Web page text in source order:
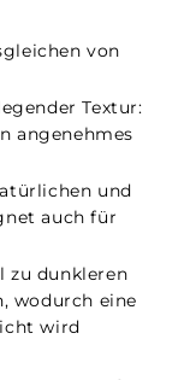
von
Textur:
angenehmes
und
auch für
zu dunkleren
wodurch eine
wird